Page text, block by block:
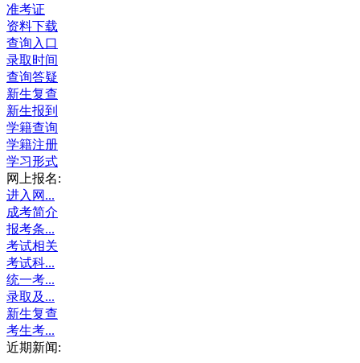
准考证
资料下载
查询入口
录取时间
查询答疑
新生复查
新生报到
学籍查询
学籍注册
学习形式
网上报名:
进入网...
成考简介
报考条...
考试相关
考试科...
统一考...
录取及...
新生复查
考生考...
近期新闻: